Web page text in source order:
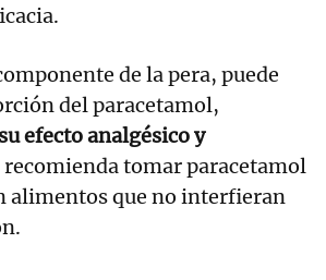
de la pera, puede
del paracetamol,
efecto analgésico y
recomienda tomar paracetamol
alimentos que no interfieran